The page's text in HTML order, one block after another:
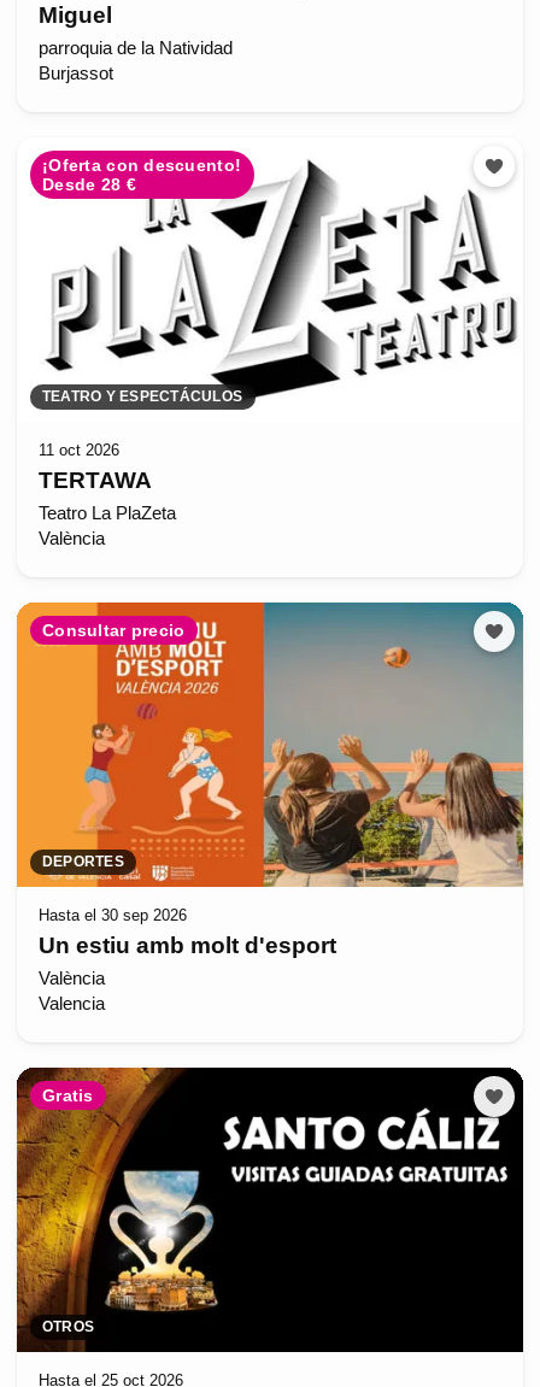
Miguel
parroquia de la Natividad
Burjassot
¡Oferta con descuento!
Desde 28 €
TEATRO Y ESPECTÁCULOS
11 oct 2026
TERTAWA
Teatro La PlaZeta
València
Consultar precio
DEPORTES
Hasta el 30 sep 2026
Un estiu amb molt d'esport
València
Valencia
Gratis
OTROS
Hasta el 25 oct 2026